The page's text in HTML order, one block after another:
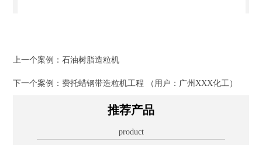
上一个案例：石油树脂造粒机
下一个案例： 费托蜡钢带造粒机工程 （用户：广州XXX化工）
推荐产品
product